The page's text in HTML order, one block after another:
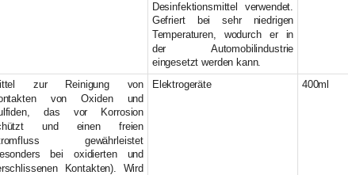
Desinfektionsmittel verwendet.
Gefriert bei sehr niedrigen
Temperaturen, wodurch er in
der Automobilindustrie
eingesetzt werden kann.
zur Reinigung von
von Oxiden und
das vor Korrosion
und einen freien
gewährleistet
bei oxidierten und
Kontakten). Wird
Elektrogeräte 400ml